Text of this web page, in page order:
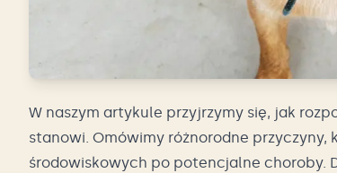
W naszym artykule przyjrzymy się, jak
stanowi. Omówimy różnorodne
środowiskowych po potencjalne choroby.